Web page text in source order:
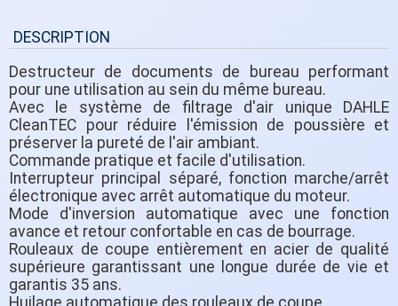
DESCRIPTION
Destructeur de documents de bureau performant
pour une utilisation au sein du même bureau.
Avec le système de filtrage d'air unique DAHLE
CleanTEC pour réduire l'émission de poussière et
préserver la pureté de l'air ambiant.
Commande pratique et facile d'utilisation.
Interrupteur principal séparé, fonction marche/arrêt
électronique avec arrêt automatique du moteur.
Mode d'inversion automatique avec une fonction
avance et retour confortable en cas de bourrage.
Rouleaux de coupe entièrement en acier de qualité
supérieure garantissant une longue durée de vie et
garantis 35 ans.